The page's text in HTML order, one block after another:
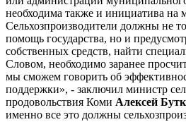
необходима также и инициатива на
Сельхозпроизводители должны не
помощь государства, но и
собственных средств, найти
Словом, необходимо заранее
мы сможем говорить об
поддержки», - заключил министр
продовольствия Коми Алексей
именно все это должны